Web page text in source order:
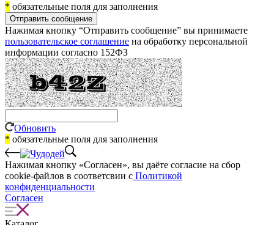
* обязательные поля для заполнения
Отправить сообщение
Нажимая кнопку “Отправить сообщение” вы принимаете
пользовательское соглашение на обработку персональной
информации согласно 152ФЗ
Обновить
* обязательные поля для заполнения
Нажимая кнопку «Согласен», вы даёте cогласие на сбор
cookie-файлов в соответсвии с Политикой
конфиденциальности
Согласен